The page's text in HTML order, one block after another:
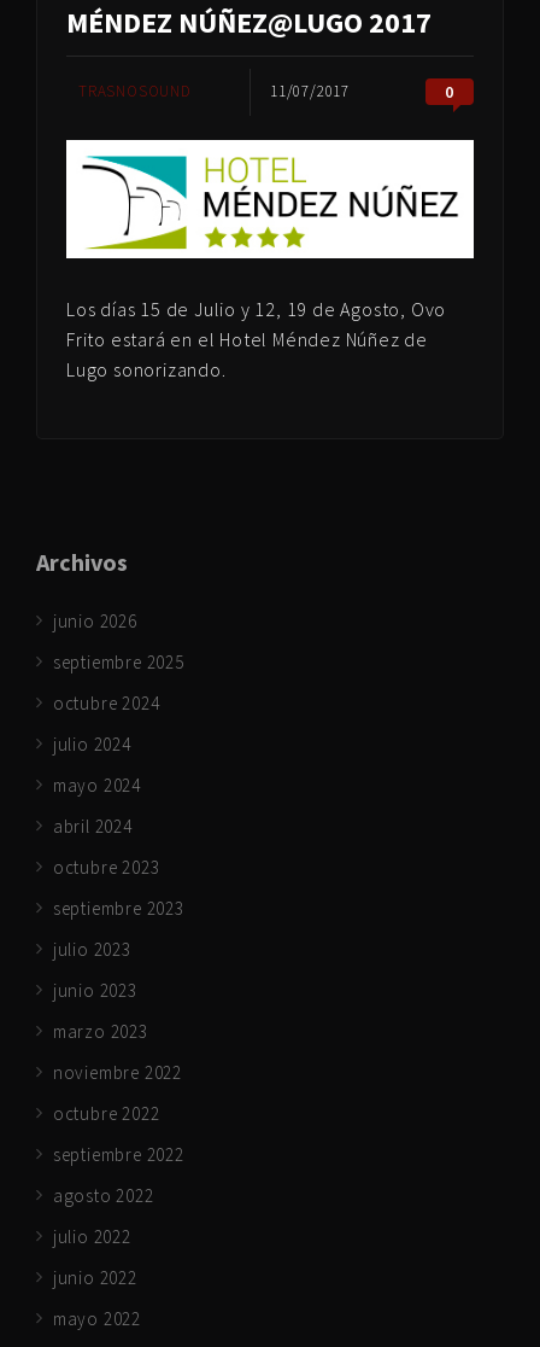
MÉNDEZ NÚÑEZ@LUGO 2017
TRASNOSOUND 11/07/2017 0
Los días 15 de Julio y 12, 19 de Agosto, Ovo
Frito estará en el Hotel Méndez Núñez de
Lugo sonorizando.
Archivos
junio 2026
septiembre 2025
octubre 2024
julio 2024
mayo 2024
abril 2024
octubre 2023
septiembre 2023
julio 2023
junio 2023
marzo 2023
noviembre 2022
octubre 2022
septiembre 2022
agosto 2022
julio 2022
junio 2022
mayo 2022